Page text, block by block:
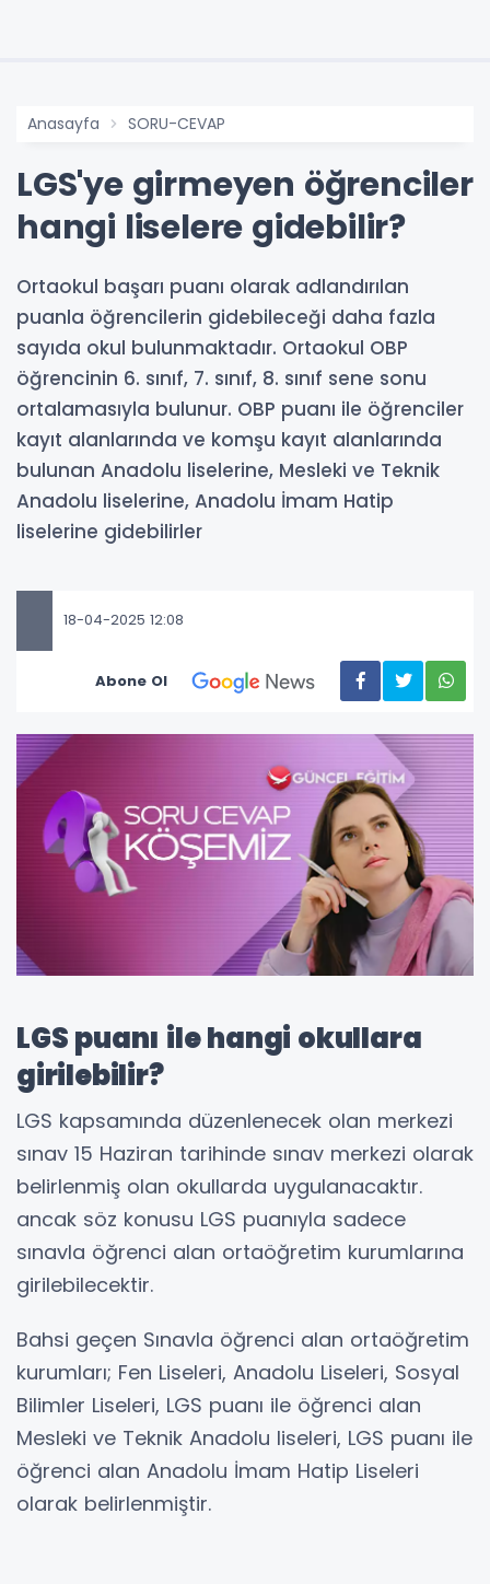
Anasayfa SORU-CEVAP
LGS'ye girmeyen öğrenciler
hangi liselere gidebilir?
Ortaokul başarı puanı olarak adlandırılan
puanla öğrencilerin gidebileceği daha fazla
sayıda okul bulunmaktadır. Ortaokul OBP
öğrencinin 6. sınıf, 7. sınıf, 8. sınıf sene sonu
ortalamasıyla bulunur. OBP puanı ile öğrenciler
kayıt alanlarında ve komşu kayıt alanlarında
bulunan Anadolu liselerine, Mesleki ve Teknik
Anadolu liselerine, Anadolu İmam Hatip
liselerine gidebilirler
18-04-2025 12:08
Abone Ol
LGS puanı ile hangi okullara
girilebilir?
LGS kapsamında düzenlenecek olan merkezi
sınav 15 Haziran tarihinde sınav merkezi olarak
belirlenmiş olan okullarda uygulanacaktır.
ancak söz konusu LGS puanıyla sadece
sınavla öğrenci alan ortaöğretim kurumlarına
girilebilecektir.
Bahsi geçen Sınavla öğrenci alan ortaöğretim
kurumları; Fen Liseleri, Anadolu Liseleri, Sosyal
Bilimler Liseleri, LGS puanı ile öğrenci alan
Mesleki ve Teknik Anadolu liseleri, LGS puanı ile
öğrenci alan Anadolu İmam Hatip Liseleri
olarak belirlenmiştir.